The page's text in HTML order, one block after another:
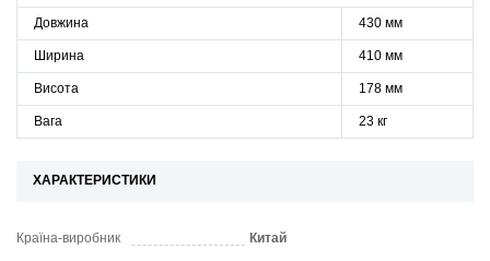
Довжина 430 мм
Ширина 410 мм
Висота 178 мм
Вага 23 кг
ХАРАКТЕРИСТИКИ
Країна-виробник Китай